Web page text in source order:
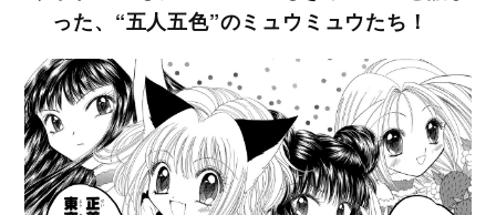
った、“五人五色”のミュウミュウたち！